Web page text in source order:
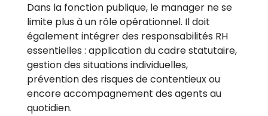
Dans la fonction publique, le manager ne se
limite plus à un rôle opérationnel. Il doit
également intégrer des responsabilités RH
essentielles : application du cadre statutaire,
gestion des situations individuelles,
prévention des risques de contentieux ou
encore accompagnement des agents au
quotidien.